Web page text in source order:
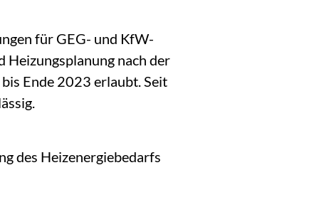
für GEG- und KfW-
Heizungsplanung nach der
Ende 2023 erlaubt. Seit
des Heizenergiebedarfs